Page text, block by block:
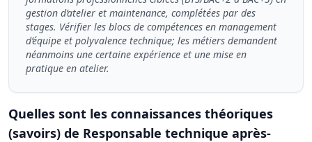
gestion d’atelier et maintenance, complétées par des
stages. Vérifier les blocs de compétences en management
d’équipe et polyvalence technique; les métiers demandent
néanmoins une certaine expérience et une mise en
pratique en atelier.
Quelles sont les connaissances théoriques
(savoirs) de Responsable technique après-